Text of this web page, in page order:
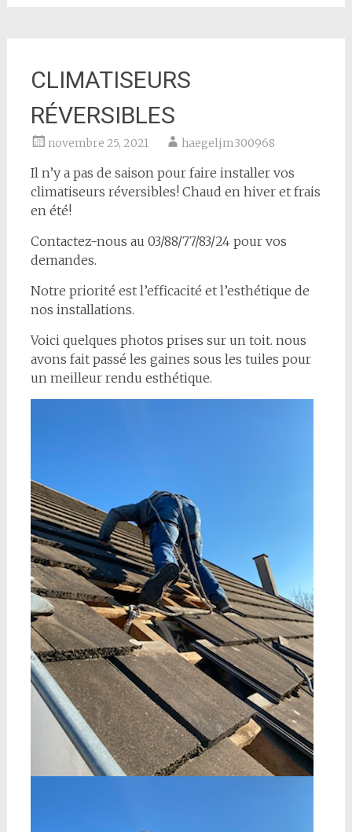
CLIMATISEURS
RÉVERSIBLES
novembre 25, 2021 haegeljm300968
Il n’y a pas de saison pour faire installer vos
climatiseurs réversibles! Chaud en hiver et frais
en été!
Contactez-nous au 03/88/77/83/24 pour vos
demandes.
Notre priorité est l’efficacité et l’esthétique de
nos installations.
Voici quelques photos prises sur un toit. nous
avons fait passé les gaines sous les tuiles pour
un meilleur rendu esthétique.